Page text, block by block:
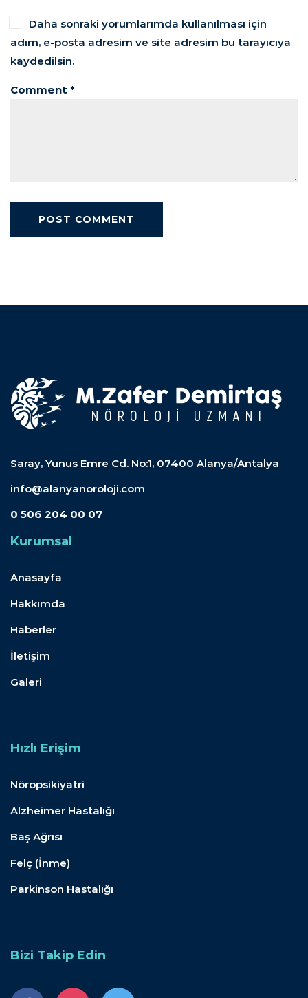
Daha sonraki yorumlarımda kullanılması için
adım, e-posta adresim ve site adresim bu tarayıcıya
kaydedilsin.
Comment *
Saray, Yunus Emre Cd. No:1, 07400 Alanya/Antalya
info@alanyanoroloji.com
0 506 204 00 07
Kurumsal
Anasayfa
Hakkımda
Haberler
İletişim
Galeri
Hızlı Erişim
Nöropsikiyatri
Alzheimer Hastalığı
Baş Ağrısı
Felç (İnme)
Parkinson Hastalığı
Bizi Takip Edin